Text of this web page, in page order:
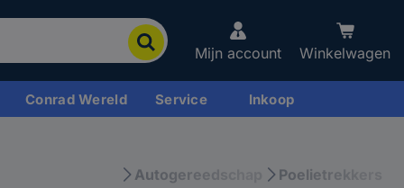
Mijn account Winkelwagen
Conrad Wereld Service Inkoop
Autogereedschap Poelietrekkers